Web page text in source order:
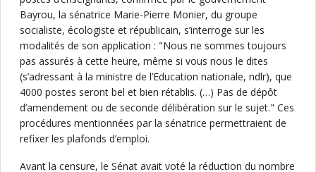
Bayrou, la sénatrice Marie-Pierre Monier, du groupe
socialiste, écologiste et républicain, s’interroge sur les
modalités de son application : "Nous ne sommes toujours
pas assurés à cette heure, même si vous nous le dites
(s’adressant à la ministre de l’Education nationale, ndlr), que
4000 postes seront bel et bien rétablis. (…) Pas de dépôt
d’amendement ou de seconde délibération sur le sujet." Ces
procédures mentionnées par la sénatrice permettraient de
refixer les plafonds d’emploi.
Avant la censure, le Sénat avait voté la réduction du nombre